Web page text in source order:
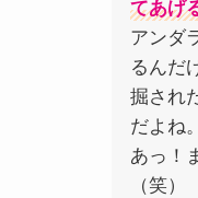
てあげ
アンダ
るんだ
掘され
だよね。
あっ！
（笑）